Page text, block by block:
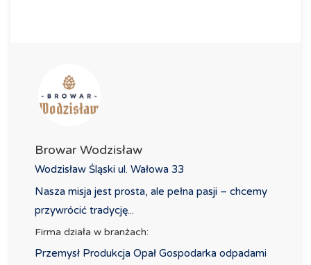
Browar Wodzisław
Wodzisław Śląski ul. Wałowa 33
Nasza misja jest prosta, ale pełna pasji – chcemy
przywrócić tradycję...
Firma działa w branżach:
Przemysł Produkcja Opał Gospodarka odpadami